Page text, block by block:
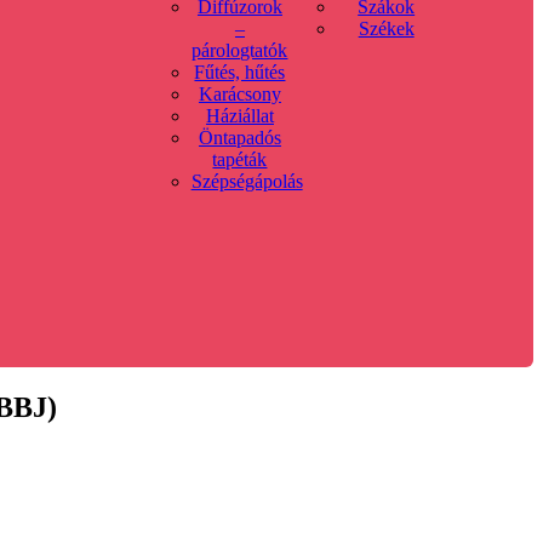
Diffúzorok
–
párologtatók
Fűtés, hűtés
Karácsony
Háziállat
Öntapadós
tapéták
Szépségápolás
Szákok
Székek